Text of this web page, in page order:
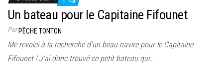
Un bateau pour le Capitaine Fifounet
ParPÊCHE TONTON
Me revoici à la recherche d’un beau navire pour le Capitaine
Fifounet ! J’ai donc trouvé ce petit bateau qui…